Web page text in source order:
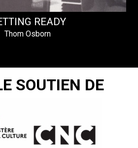
READY
Thom Osborn
SOUTIEN DE